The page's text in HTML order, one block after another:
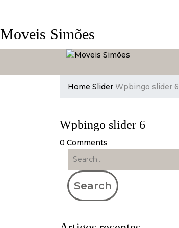
Moveis Simões
Home Slider Wpbingo slider 6
Wpbingo slider 6
0 Comments
Search